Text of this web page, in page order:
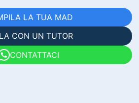
LA TUA MAD
CON UN TUTOR
CONTATTACI